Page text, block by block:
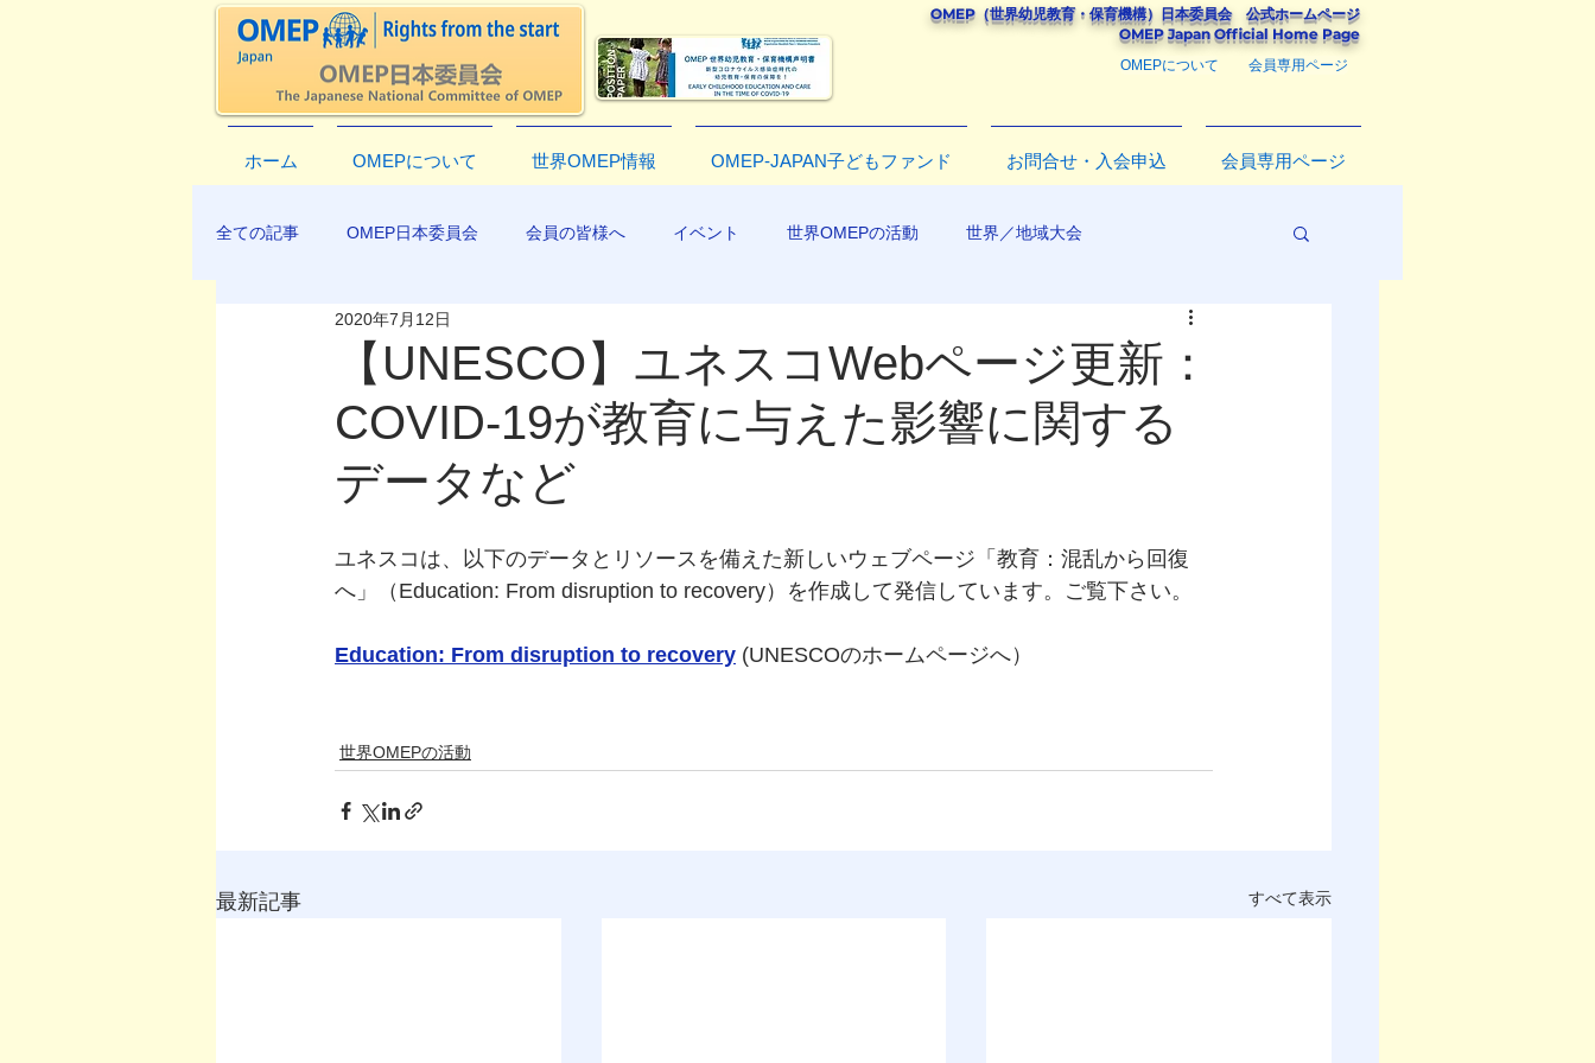
OMEP（世界幼児教育・保育機構） 日本委員会公式ホームページ
​OMEP Japan Official Home Page
OMEPについて 会員専用ページ
ホーム OMEPについて 世界OMEP情報 OMEP-JAPAN子どもファンド お問合せ・入会申込 会員専用ページ
全ての記事 OMEP日本委員会 会員の皆様へ イベント 世界OMEPの活動 世界／地域大会
EXCO-COMMUNICATION
【UNESCO】ユネスコWebページ更新：
COVID-19が教育に与えた影響に関する
データなど
2020年7月12日
ユネスコは、以下のデータとリソースを備えた新しいウェブページ「教育：混乱から回復
へ」（Education: From disruption to recovery）を作成して発信しています。ご覧下さい。
Education: From disruption to recovery (UNESCOのホームページへ）
世界OMEPの活動
最新記事 すべて表示